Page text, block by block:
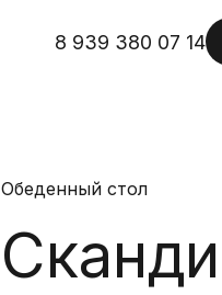
8 939 380 07 14
Обеденный стол